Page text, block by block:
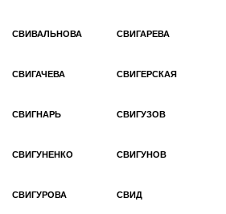
СВИВАЛЬНОВА СВИГАРЕВА
СВИГАЧЕВА СВИГЕРСКАЯ
СВИГНАРЬ СВИГУЗОВ
СВИГУНЕНКО СВИГУНОВ
СВИГУРОВА СВИД